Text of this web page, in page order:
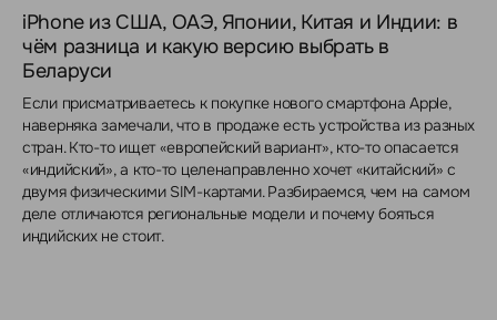
iPhone из США, ОАЭ, Японии, Китая и Индии: в
чём разница и какую версию выбрать в
Беларуси
Если присматриваетесь к покупке нового смартфона Apple,
наверняка замечали, что в продаже есть устройства из разных
стран. Кто-то ищет «европейский вариант», кто-то опасается
«индийский», а кто-то целенаправленно хочет «китайский» с
двумя физическими SIM-картами. Разбираемся, чем на самом
деле отличаются региональные модели и почему бояться
индийских не стоит.